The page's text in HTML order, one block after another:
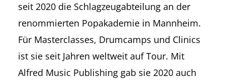
seit 2020 die Schlagzeugabteilung an der
renommierten Popakademie in Mannheim.
Für Masterclasses, Drumcamps und Clinics
ist sie seit Jahren weltweit auf Tour. Mit
Alfred Music Publishing gab sie 2020 auch